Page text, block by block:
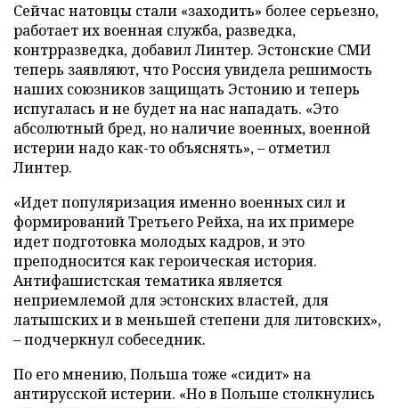
Сейчас натовцы стали «заходить» более серьезно,
работает их военная служба, разведка,
контрразведка, добавил Линтер. Эстонские СМИ
теперь заявляют, что Россия увидела решимость
наших союзников защищать Эстонию и теперь
испугалась и не будет на нас нападать. «Это
абсолютный бред, но наличие военных, военной
истерии надо как-то объяснять», – отметил
Линтер.
«Идет популяризация именно военных сил и
формирований Третьего Рейха, на их примере
идет подготовка молодых кадров, и это
преподносится как героическая история.
Антифашистская тематика является
неприемлемой для эстонских властей, для
латышских и в меньшей степени для литовских»,
– подчеркнул собеседник.
По его мнению, Польша тоже «сидит» на
антирусской истерии. «Но в Польше столкнулись